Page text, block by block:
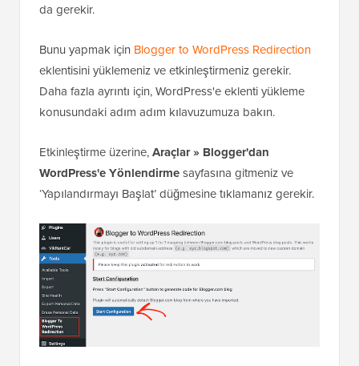
da gerekir.
Bunu yapmak için Blogger to WordPress Redirection
eklentisini yüklemeniz ve etkinleştirmeniz gerekir.
Daha fazla ayrıntı için, WordPress'e eklenti yükleme
konusundaki adım adım kılavuzumuza bakın.
Etkinleştirme üzerine,Araçlar » Blogger'dan
WordPress'e Yönlendirmesayfasına gitmeniz ve
‘Yapılandırmayı Başlat’ düğmesine tıklamanız gerekir.